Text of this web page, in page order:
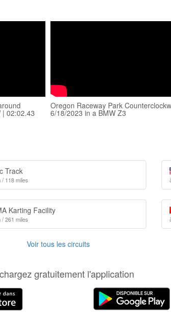
| 02:02.43
Oregon Raceway Park
6/18/2023 in a BMW Z3
Track
118 miles
Karting Facility
261 miles
Voir tous les circuits
gratuitement l'application